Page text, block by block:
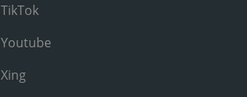
TikTok
Youtube
Xing